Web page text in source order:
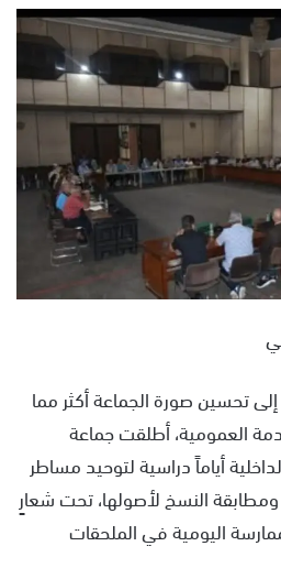
تحسين صورة الجماعة أكثر مما
العمومية، أطلقت جماعة
أياماً دراسية لتوحيد مساطر
النسخ لأصولها، تحت شعارٍ
اليومية في الملحقات